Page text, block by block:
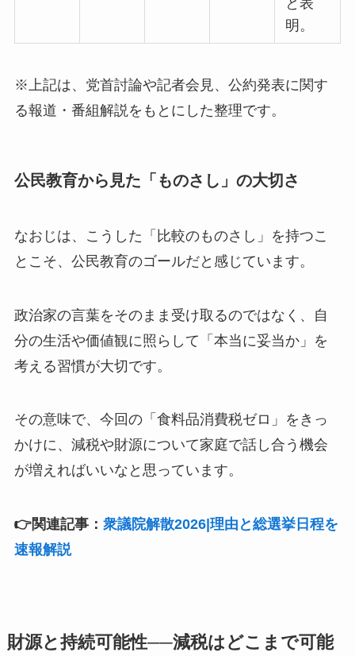
と表
明。
※上記は、党首討論や記者会見、公約発表に関す
る報道・番組解説をもとにした整理です。
公民教育から見た「ものさし」の大切さ
なおじは、こうした「比較のものさし」を持つこ
とこそ、公民教育のゴールだと感じています。
政治家の言葉をそのまま受け取るのではなく、自
分の生活や価値観に照らして「本当に妥当か」を
考える習慣が大切です。
その意味で、今回の「食料品消費税ゼロ」をきっ
かけに、減税や財源について家庭で話し合う機会
が増えればいいなと思っています。
👉関連記事： 衆議院解散2026|理由と総選挙日程を
速報解説
財源と持続可能性──減税はどこまで可能